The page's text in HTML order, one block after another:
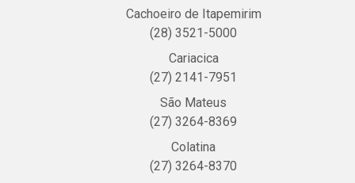
Cachoeiro de Itapemirim
(28) 3521-5000
Cariacica
(27) 2141-7951
São Mateus
(27) 3264-8369
Colatina
(27) 3264-8370